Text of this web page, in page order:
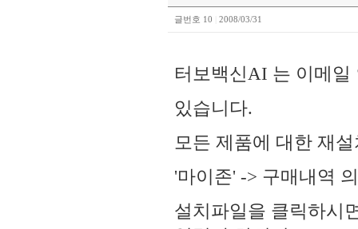
글번호 10 2008/03/31
터보백신AI 는 이메일
있습니다.
모든 제품에 대한 재
'마이존' -> 구매내역
설치파일을 클릭하시